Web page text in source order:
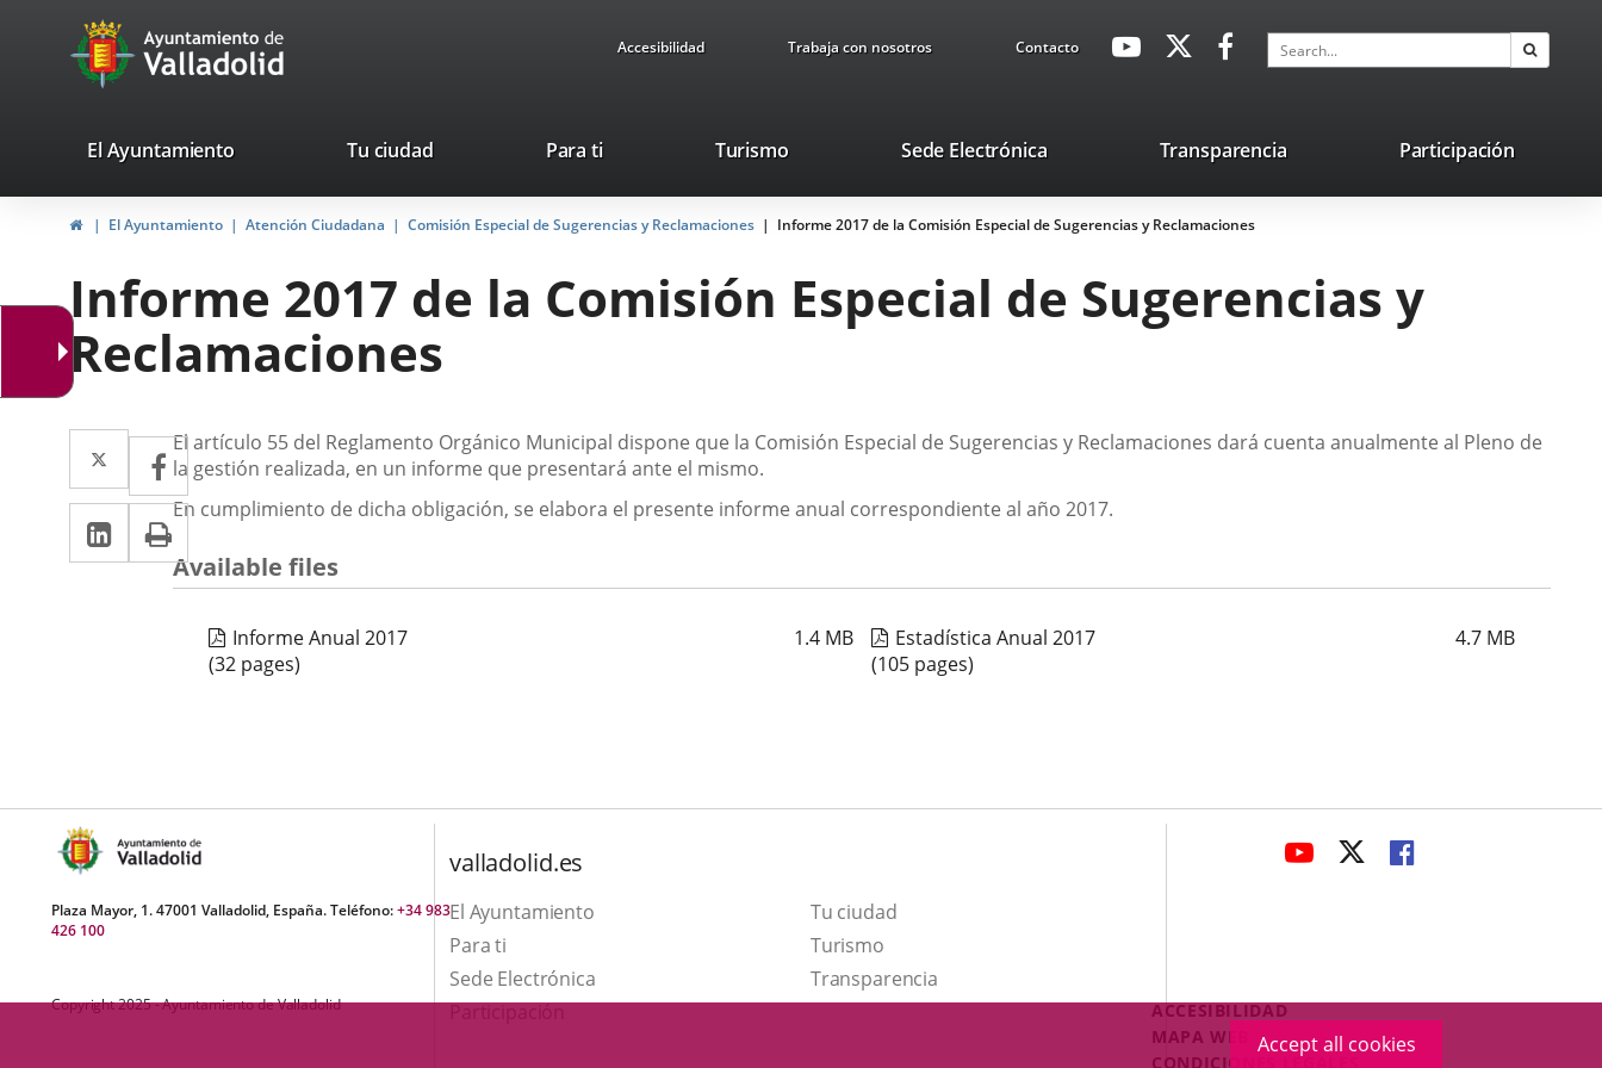
Accept all cookies
Portal
Web
Ayuntamiento
de
Accesibilidad Trabaja con nosotros ContactoavaHeaderSocial
Link
Link
application.
application.
Search
valladolid.es
El Ayuntamiento Tu ciudad Para ti TurismoThis
will
open
a
pop-
Sede ElectrónicaLink
external
application.
Transparencia Participación
HomeEl Ayuntamiento Atención Ciudadana Comisión Especial de Sugerencias y Reclamaciones Informe 2017 de la Comisión Especial de Sugerencias y Reclamaciones
Informe 2017 de la Comisión Especial de Sugerencias y
Reclamaciones
Twitter
Enlace
a
una
aplicación
Facebook
Enlace
a
una
aplicación
externa.
Linkedin
Enlace
a
aplicación
externa.
Print
Descripción
El artículo 55 del Reglamento Orgánico Municipal dispone que la Comisión Especial de Sugerencias y Reclamaciones dará cuenta anualmente al Pleno de
la gestión realizada, en un informe que presentará ante el mismo.
En cumplimiento de dicha obligación, se elabora el presente informe anual correspondiente al año 2017.
Available files
Informe Anual 2017 1.4 MB
(32 pages)
Estadística Anual 2017 4.7 MB
(105 pages)
Plaza Mayor, 1. 47001 Valladolid, España. Teléfono:+34 983
426 100
Copyright 2025 - Ayuntamiento de Valladolid
valladolid.es
El Ayuntamiento
Tu ciudad
Para ti
TurismoThis
link
will
Sede ElectrónicaLink
to
Transparencia
LINK
LINKLINK
Menú
Legal
Footer
ACCESIBILIDAD
MAPA WEB
CONDICIONES LEGALES